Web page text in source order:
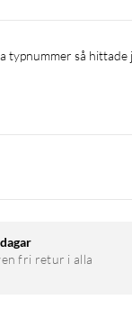
typnummer så hittade
fri retur i alla